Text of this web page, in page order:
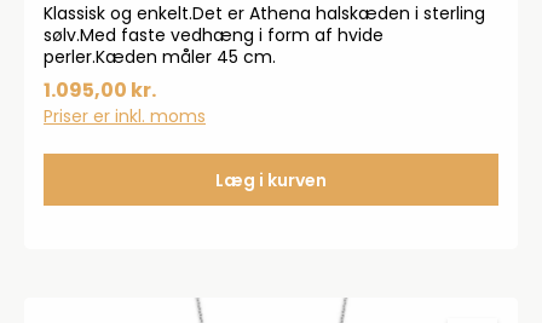
Klassisk og enkelt.Det er Athena halskæden i sterling
sølv.Med faste vedhæng i form af hvide
perler.Kæden måler 45 cm.
1.095,00 kr.
Priser er inkl. moms
Læg i kurven